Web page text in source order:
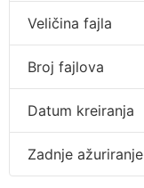
Veličina fajla
Broj fajlova
Datum kreiranja
Zadnje ažuriranje